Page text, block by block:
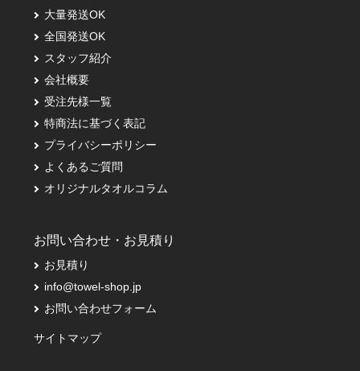
大量発送OK
全国発送OK
スタッフ紹介
会社概要
受注先様一覧
特商法に基づく表記
プライバシーポリシー
よくあるご質問
オリジナルタオルコラム
お問い合わせ・お見積り
お見積り
info@towel-shop.jp
お問い合わせフォーム
サイトマップ